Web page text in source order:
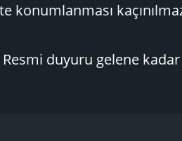
konumlanması
Resmi duyuru gelene